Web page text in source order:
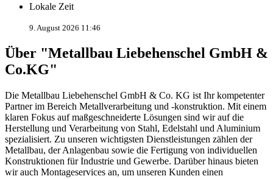
Lokale Zeit
9. August 2026 11:46
Über "Metallbau Liebehenschel GmbH &
Co.KG"
Die Metallbau Liebehenschel GmbH & Co. KG ist Ihr kompetenter
Partner im Bereich Metallverarbeitung und -konstruktion. Mit einem
klaren Fokus auf maßgeschneiderte Lösungen sind wir auf die
Herstellung und Verarbeitung von Stahl, Edelstahl und Aluminium
spezialisiert. Zu unseren wichtigsten Dienstleistungen zählen der
Metallbau, der Anlagenbau sowie die Fertigung von individuellen
Konstruktionen für Industrie und Gewerbe. Darüber hinaus bieten
wir auch Montageservices an, um unseren Kunden einen